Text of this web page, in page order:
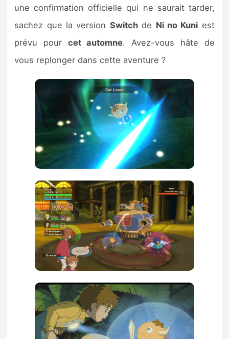
une confirmation officielle qui ne saurait tarder,
sachez que la version Switchde Ni no Kuni est
prévu pour cet automne. Avez-vous hâte de
vous replonger dans cette aventure ?